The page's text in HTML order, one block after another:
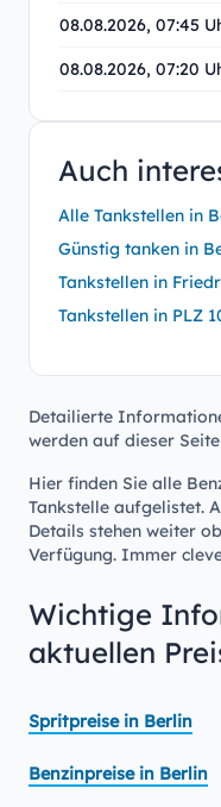
08.08.2026, 07:45
08.08.2026, 07:20
Auch
Alle Tankstellen in
Günstig tanken in
Tankstellen in
Tankstellen in PLZ
Detailierte
werden auf dieser
Hier finden Sie alle
Tankstelle aufgelistet.
Details stehen weiter
Verfügung. Immer
Wichtige
aktuellen
Spritpreise in Berlin
Benzinpreise in Berlin